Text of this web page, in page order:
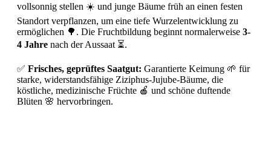
vollsonnig stellen ☀️ und junge Bäume früh an einen festen
Standort verpflanzen, um eine tiefe Wurzelentwicklung zu
ermöglichen 🌳. Die Fruchtbildung beginnt normalerweise 3-
4 Jahre nach der Aussaat ⏳.
✅ Frisches, geprüftes Saatgut: Garantierte Keimung 🌱 für
starke, widerstandsfähige Ziziphus-Jujube-Bäume, die
köstliche, medizinische Früchte 🍎 und schöne duftende
Blüten 🌸 hervorbringen.